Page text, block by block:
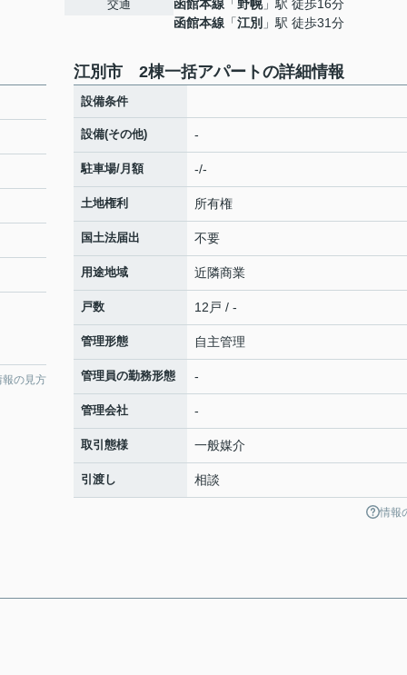
交通 函館本線 「 野幌」駅 徒歩16分
函館本線 「江別 」駅 徒歩31分
報の見方
江別市 2棟一括アパートの詳細情報
設備条件
設備(その他) -
駐車場/月額 -/-
土地権利 所有権
国土法届出 不要
用途地域 近隣商業
戸数 12戸 / -
管理形態 自主管理
管理員の勤務形態 -
管理会社 -
取引態様 一般媒介
引渡し 相談
情報